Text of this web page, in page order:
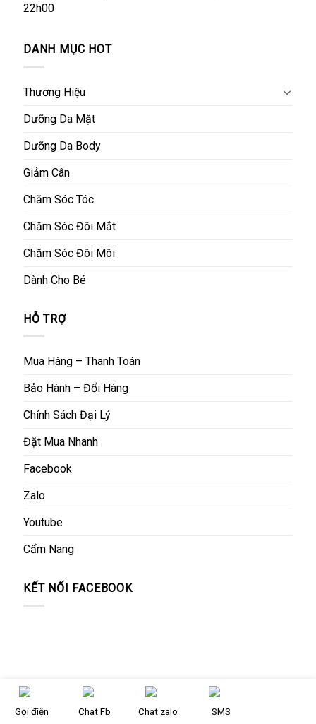
22h00
DANH MỤC HOT
Thương Hiệu
Dưỡng Da Mặt
Dưỡng Da Body
Giảm Cân
Chăm Sóc Tóc
Chăm Sóc Đôi Mắt
Chăm Sóc Đôi Môi
Dành Cho Bé
HỖ TRỢ
Mua Hàng – Thanh Toán
Bảo Hành – Đổi Hàng
Chính Sách Đại Lý
Đặt Mua Nhanh
Facebook
Zalo
Youtube
Cẩm Nang
KẾT NỐI FACEBOOK
Copyright 2026 © nhucaulamdep.com
Gọi điện Chat Fb Chat zalo SMS